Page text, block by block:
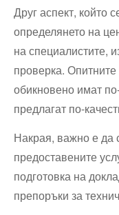
Друг аспект, който
определянето на
на специалистите,
проверка.
обикновено имат
предлагат по-
Накрая, важно е да
предоставените
подготовка на
препоръки за